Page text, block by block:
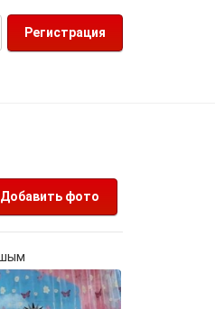
Регистрация
Добавить фото